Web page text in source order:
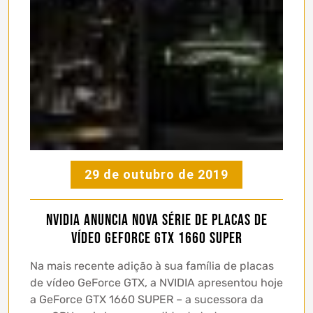
29 de outubro de 2019
NVIDIA anuncia nova série de placas de
vídeo GeForce GTX 1660 SUPER
Na mais recente adição à sua família de placas
de vídeo GeForce GTX, a NVIDIA apresentou hoje
a GeForce GTX 1660 SUPER – a sucessora da